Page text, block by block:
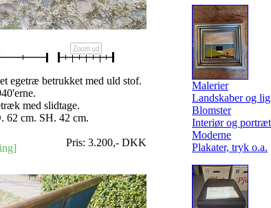
egetræ betrukket med uld stof.
med slidtage.
62 cm. SH. 42 cm.
Pris: 3.200,- DKK
Malerier
Landskaber og
Blomster
Interiør og portræt
Moderne
Plakater, tryk o.a.